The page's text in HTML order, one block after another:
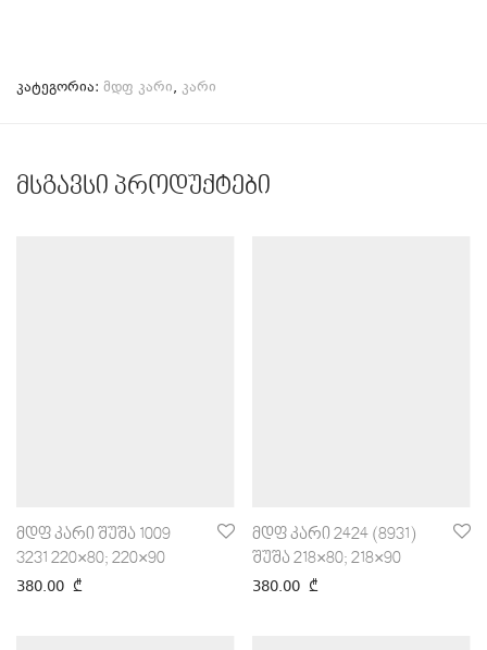
კატეგორია: მდფ კარი, კარი
მსგავსი პროდუქტები
მდფ კარი შუშა 1009
3231 220×80; 220×90
380.00 ₾
მდფ კარი 2424 (8931)
შუშა 218×80; 218×90
380.00 ₾